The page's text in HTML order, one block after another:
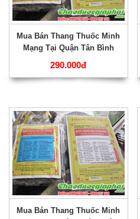
Mua Bán Thang Thuốc Minh
Mạng Tại Quận Tân Bình
Điều Trị Đau Dạ Dày Tốt Nhất
290.000đ
Mua Bán Thang Thuốc Minh